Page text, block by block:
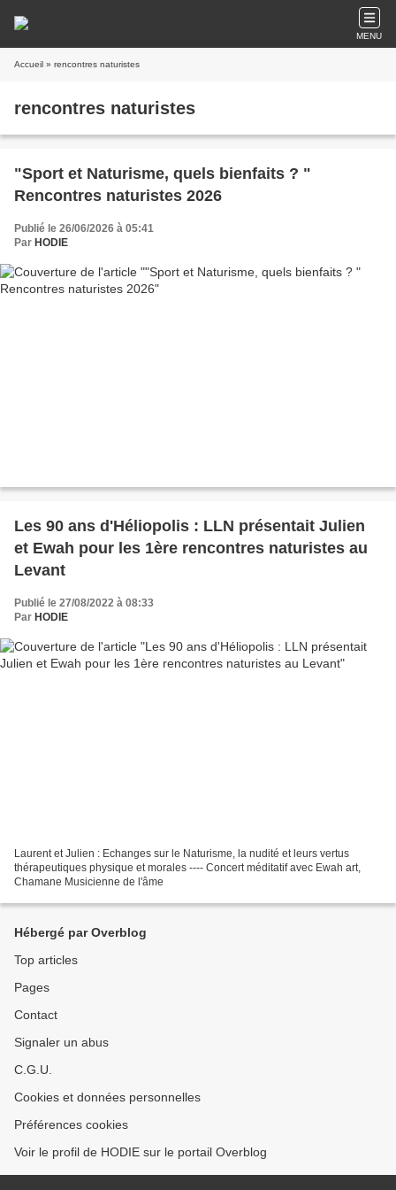
MENU
Accueil » rencontres naturistes
rencontres naturistes
"Sport et Naturisme, quels bienfaits ? "
Rencontres naturistes 2026
Publié le 26/06/2026 à 05:41
Par HODIE
Les 90 ans d'Héliopolis : LLN présentait Julien
et Ewah pour les 1ère rencontres naturistes au
Levant
Publié le 27/08/2022 à 08:33
Par HODIE
Laurent et Julien : Echanges sur le Naturisme, la nudité et leurs vertus
thérapeutiques physique et morales ---- Concert méditatif avec Ewah art,
Chamane Musicienne de l'âme
Hébergé par Overblog
Top articles
Pages
Contact
Signaler un abus
C.G.U.
Cookies et données personnelles
Préférences cookies
Voir le profil de HODIE sur le portail Overblog